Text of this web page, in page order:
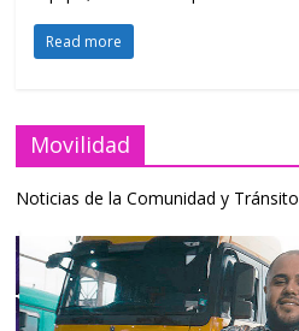
Read more
Movilidad
Noticias de la Comunidad y Tránsito